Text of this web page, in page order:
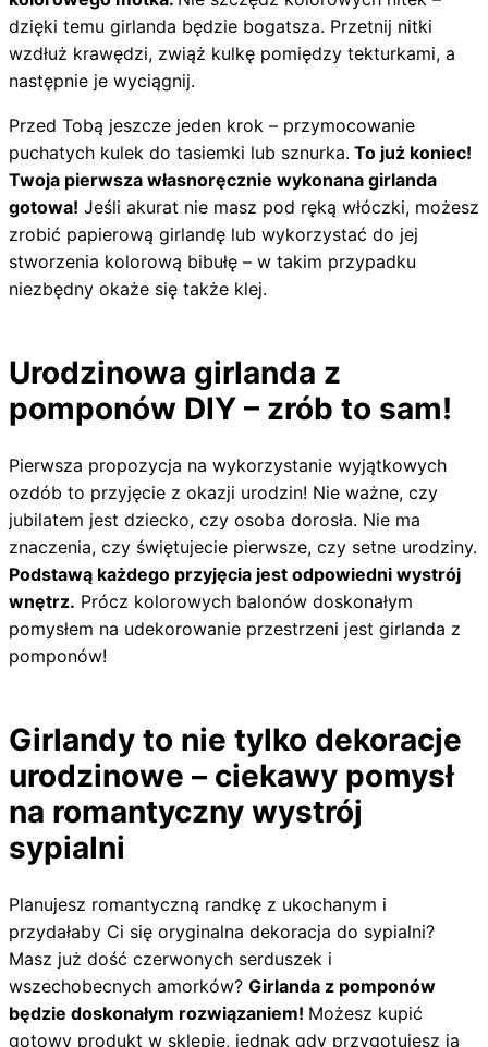
dzięki temu girlanda będzie bogatsza. Przetnij nitki
wzdłuż krawędzi, zwiąż kulkę pomiędzy tekturkami, a
następnie je wyciągnij.
Przed Tobą jeszcze jeden krok – przymocowanie
puchatych kulek do tasiemki lub sznurka. To już koniec!
Twoja pierwsza własnoręcznie wykonana girlanda
gotowa! Jeśli akurat nie masz pod ręką włóczki, możesz
zrobić papierową girlandę lub wykorzystać do jej
stworzenia kolorową bibułę – w takim przypadku
niezbędny okaże się także klej.
Urodzinowa girlanda z
pomponów DIY – zrób to sam!
Pierwsza propozycja na wykorzystanie wyjątkowych
ozdób to przyjęcie z okazji urodzin! Nie ważne, czy
jubilatem jest dziecko, czy osoba dorosła. Nie ma
znaczenia, czy świętujecie pierwsze, czy setne urodziny.
Podstawą każdego przyjęcia jest odpowiedni wystrój
wnętrz. Prócz kolorowych balonów doskonałym
pomysłem na udekorowanie przestrzeni jest girlanda z
pomponów!
Girlandy to nie tylko dekoracje
urodzinowe – ciekawy pomysł
na romantyczny wystrój
sypialni
Planujesz romantyczną randkę z ukochanym i
przydałaby Ci się oryginalna dekoracja do sypialni?
Masz już dość czerwonych serduszek i
wszechobecnych amorków? Girlanda z pomponów
będzie doskonałym rozwiązaniem! Możesz kupić
gotowy produkt w sklepie, jednak gdy przygotujesz ją